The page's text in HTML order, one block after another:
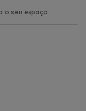
o seu espaço